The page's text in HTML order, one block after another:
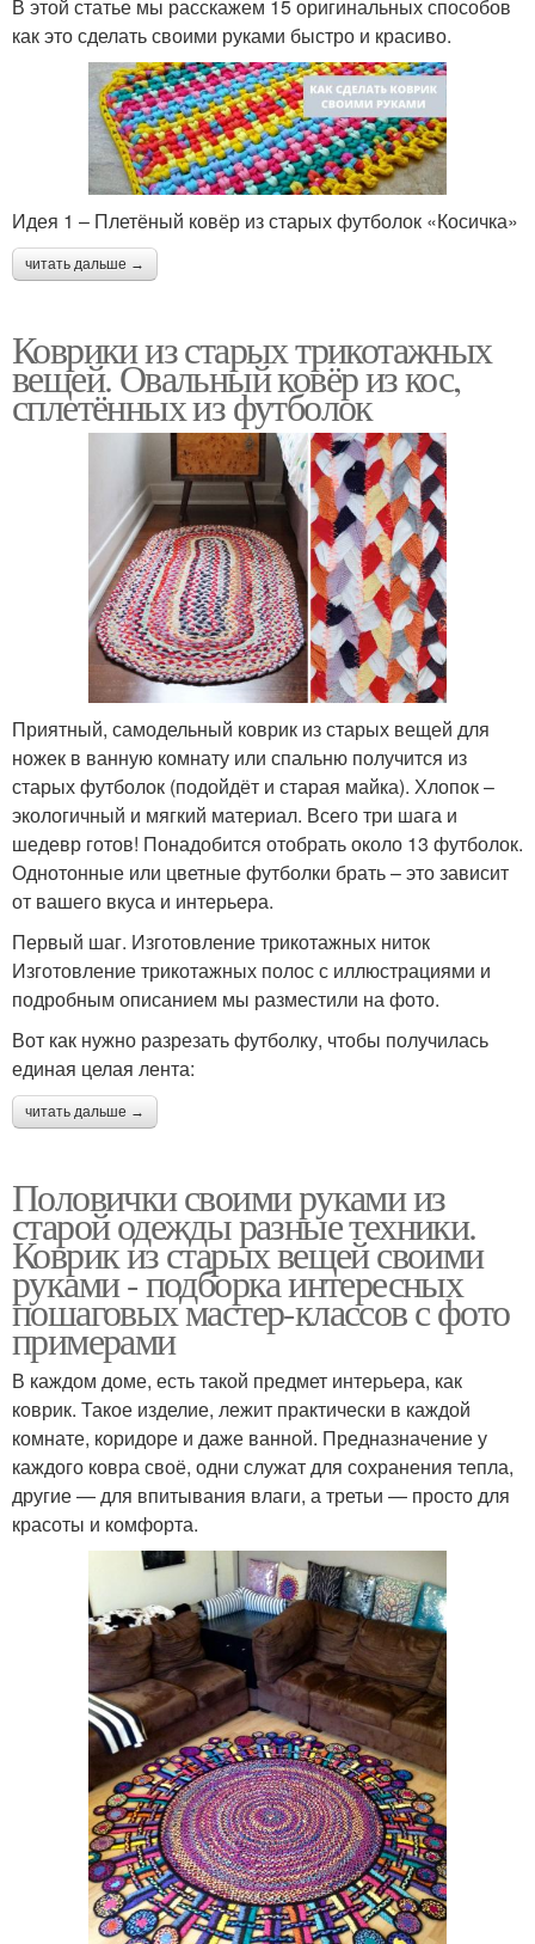
В этой статье мы расскажем 15 оригинальных способов
как это сделать своими руками быстро и красиво.
Идея 1 – Плетёный ковёр из старых футболок «Косичка»
читать дальше →
Коврики из старых трикотажных
вещей. Овальный ковёр из кос,
сплетённых из футболок
Приятный, самодельный коврик из старых вещей для
ножек в ванную комнату или спальню получится из
старых футболок (подойдёт и старая майка). Хлопок –
экологичный и мягкий материал. Всего три шага и
шедевр готов! Понадобится отобрать около 13 футболок.
Однотонные или цветные футболки брать – это зависит
от вашего вкуса и интерьера.
Первый шаг. Изготовление трикотажных ниток
Изготовление трикотажных полос с иллюстрациями и
подробным описанием мы разместили на фото.
Вот как нужно разрезать футболку, чтобы получилась
единая целая лента:
читать дальше →
Половички своими руками из
старой одежды разные техники.
Коврик из старых вещей своими
руками - подборка интересных
пошаговых мастер-классов с фото
примерами
В каждом доме, есть такой предмет интерьера, как
коврик. Такое изделие, лежит практически в каждой
комнате, коридоре и даже ванной. Предназначение у
каждого ковра своё, одни служат для сохранения тепла,
другие — для впитывания влаги, а третьи — просто для
красоты и комфорта.